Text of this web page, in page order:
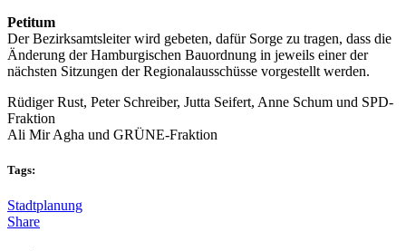
Petitum
Der Bezirksamtsleiter wird gebeten, dafür Sorge zu tragen, dass die
Änderung der Hamburgischen Bauordnung in jeweils einer der
nächsten Sitzungen der Regionalausschüsse vorgestellt werden.
Rüdiger Rust, Peter Schreiber, Jutta Seifert, Anne Schum und SPD-
Fraktion
Ali Mir Agha und GRÜNE-Fraktion
Tags:
Stadtplanung
Share